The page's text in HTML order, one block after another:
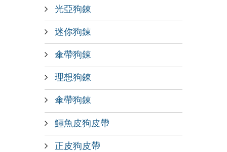
光亞狗鍊
迷你狗鍊
傘帶狗鍊
理想狗鍊
傘帶狗鍊
鱷魚皮狗皮帶
正皮狗皮帶